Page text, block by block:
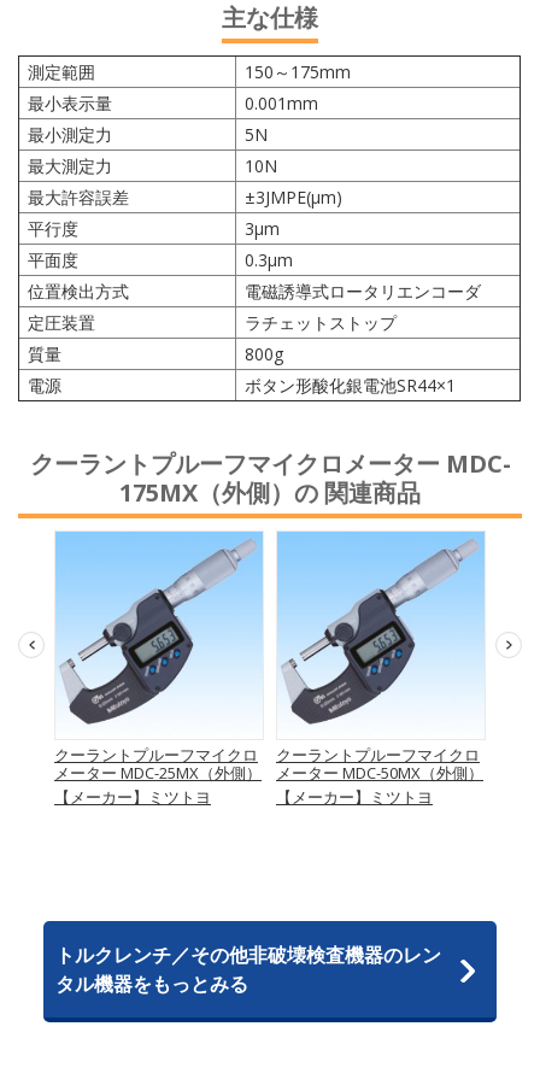
主な仕様
測定範囲
150～175mm
最小表示量
0.001mm
最小測定力
5N
最大測定力
10N
最大許容誤差
±3JMPE(μm)
平行度
3μm
平面度
0.3μm
位置検出方式
電磁誘導式ロータリエンコーダ
定圧装置
ラチェットストップ
質量
800g
電源
ボタン形酸化銀電池SR44×1
クーラントプルーフマイクロメーター MDC-
175MX（外側）の 関連商品
クーラントプルーフマイクロ
メーター MDC-25MX（外側）
【メーカー】ミツトヨ
クーラントプルーフマイクロ
メーター MDC-50MX（外側）
【メーカー】ミツトヨ
トルクレンチ／その他非破壊検査機器のレン
タル機器をもっとみる